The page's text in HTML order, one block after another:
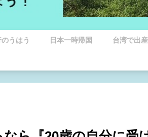
うはう 日本一時帰国 台湾で出